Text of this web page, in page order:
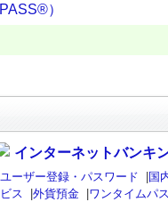
）
インターネットバンキ
ユーザー登録・パスワード |国
ビス
|外貨預金 |ワンタイムパ